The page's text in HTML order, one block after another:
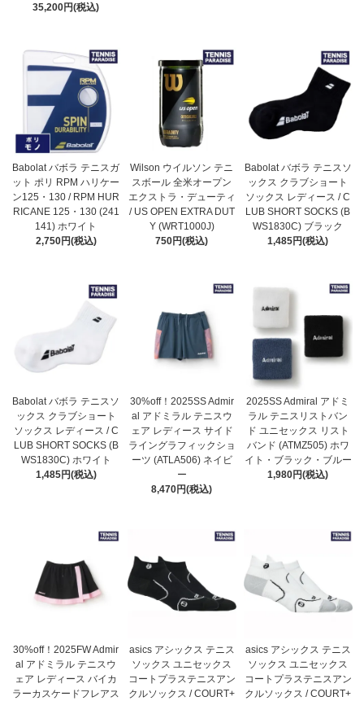
35,200円(税込)
Babolat バボラ テニスガ
ット ポリ RPM ハリケー
ン125・130 / RPM HUR
RICANE 125・130 (241
141) ホワイト
2,750円(税込)
Wilson ウイルソン テニ
スボール 全米オープン
エクストラ・デューティ
/ US OPEN EXTRA DUT
Y (WRT1000J)
750円(税込)
Babolat バボラ テニスソ
ックス クラブショート
ソックス レディース / C
LUB SHORT SOCKS (B
WS1830C) ブラック
1,485円(税込)
Babolat バボラ テニスソ
ックス クラブショート
ソックス レディース / C
LUB SHORT SOCKS (B
WS1830C) ホワイト
1,485円(税込)
30%off！2025SS Admir
al アドミラル テニスウ
ェア レディース サイド
ライングラフィックショ
ーツ (ATLA506) ネイビ
ー
8,470円(税込)
2025SS Admiral アドミ
ラル テニスリストバン
ド ユニセックス リスト
バンド (ATMZ505) ホワ
イト・ブラック・ブルー
1,980円(税込)
30%off！2025FW Admir
al アドミラル テニスウ
ェア レディース バイカ
ラーカスケードフレアス
asics アシックス テニス
ソックス ユニセックス
コートプラステニスアン
クルソックス / COURT+
asics アシックス テニス
ソックス ユニセックス
コートプラステニスアン
クルソックス / COURT+